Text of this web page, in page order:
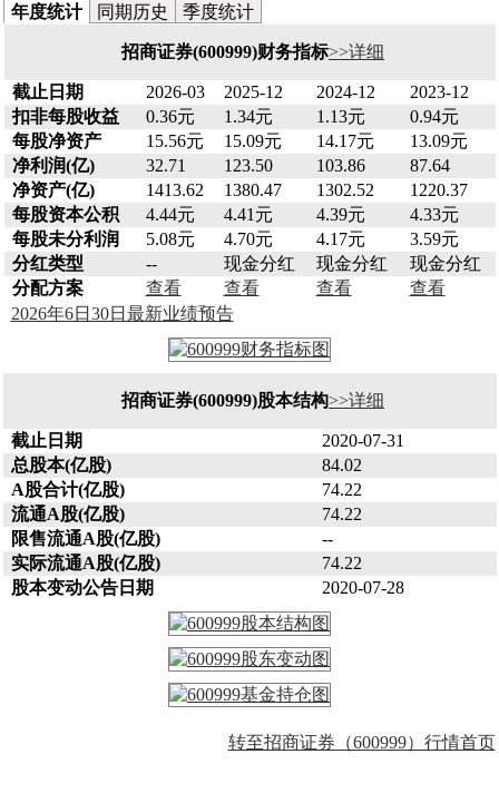
年度统计 同期历史 季度统计
招商证券(600999)财务指标>>详细
截止日期 2026-03 2025-12 2024-12
2023-12
扣非每股收益
0.36元 1.34元 1.13元
0.94元
每股净资产
15.56元 15.09元 14.17元
13.09元
净利润(亿)
32.71 123.50 103.86
87.64
净资产(亿)
1413.62 1380.47 1302.52
1220.37
每股资本公积
4.44元 4.41元 4.39元
4.33元
每股未分利润
5.08元 4.70元 4.17元
3.59元
分红类型
-- 现金分红 现金分红
现金分红
分配方案
查看 查看 查看
查看
2026年6日30日最新业绩预告
招商证券(600999)股本结构>>详细
截止日期
2020-07-31
总股本(亿股)
84.02
A股合计(亿股)
74.22
流通A股(亿股)
74.22
限售流通A股(亿股)
--
实际流通A股(亿股)
74.22
股本变动公告日期
2020-07-28
转至招商证券（600999）行情首页